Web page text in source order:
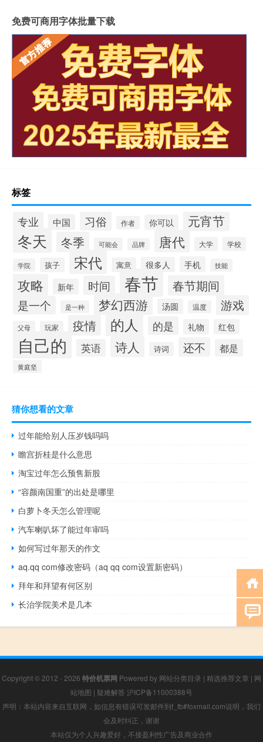
免费可商用字体批量下载
标签
专业 中国 习俗 作者 你可以 元宵节
冬天 冬季 可能会 品牌 唐代 大学 学校
学院 孩子 宋代 寓意 很多人 手机 技能
攻略 新年 时间 春节 春节期间
是一个 是一种 梦幻西游 汤圆 温度 游戏
父母 玩家 疫情 的人 的是 礼物 红包
自己的 英语 诗人 诗词 还不 都是
黄庭坚
猜你想看的文章
过年能给别人压岁钱吗吗
瞻宫折桂是什么意思
淘宝过年怎么预售新股
“容颜南国重”的出处是哪里
白萝卜冬天怎么管理呢
汽车喇叭坏了能过年审吗
如何写过年那天的作文
aq.qq com修改密码（aq qq com设置新密码）
拜年和拜望有何区别
长治学院美术是几本
Copyright © 2012 - 2026 特价机票网 Powered by 网站分类目录 | 精选推荐文章 | 网
站地图 | 疑难解答 沪ICP备11000388号
声明：本站内容来自互联网，如信息有错误可发邮件到f_fb#foxmail.com说明，我们
会及时纠正，谢谢
本站仅为个人兴趣爱好，不接盈利性广告及商业合作